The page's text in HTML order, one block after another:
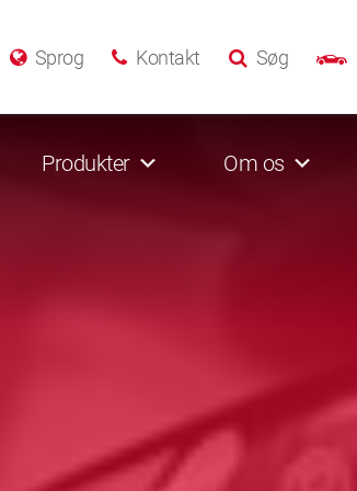
Søg
Kontakt
Sprog
Produkter Om os